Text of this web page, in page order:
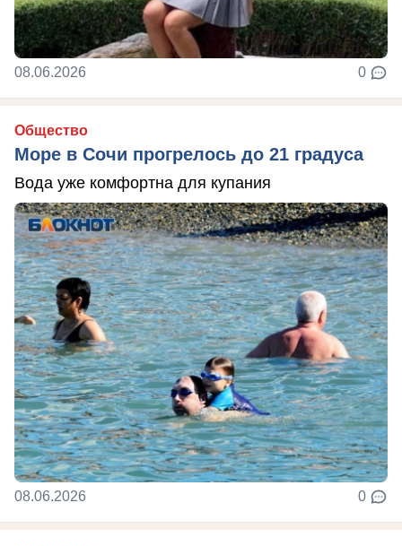
08.06.2026 0
Общество
Море в Сочи прогрелось до 21 градуса
Вода уже комфортна для купания
08.06.2026 0